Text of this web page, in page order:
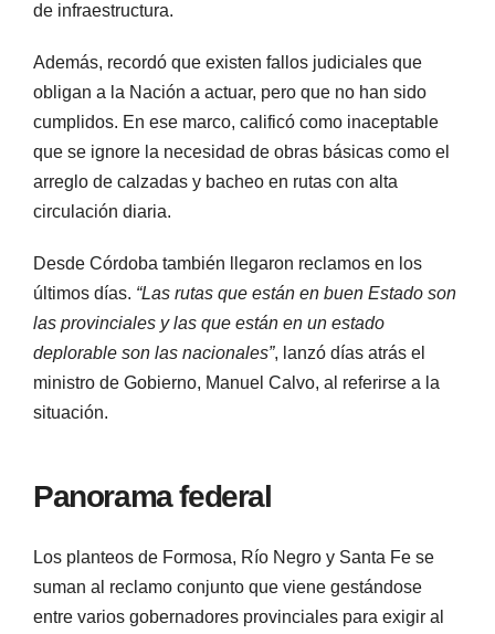
de infraestructura.
Además, recordó que existen fallos judiciales que
obligan a la Nación a actuar, pero que no han sido
cumplidos. En ese marco, calificó como inaceptable
que se ignore la necesidad de obras básicas como el
arreglo de calzadas y bacheo en rutas con alta
circulación diaria.
Desde Córdoba también llegaron reclamos en los
últimos días. “Las rutas que están en buen Estado son
las provinciales y las que están en un estado
deplorable son las nacionales”, lanzó días atrás el
ministro de Gobierno, Manuel Calvo, al referirse a la
situación.
Panorama federal
Los planteos de Formosa, Río Negro y Santa Fe se
suman al reclamo conjunto que viene gestándose
entre varios gobernadores provinciales para exigir al